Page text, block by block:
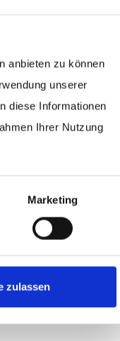
anbieten zu können
unserer
diese Informationen
Ihrer Nutzung
Marketing
zulassen
& Co.
der
services als